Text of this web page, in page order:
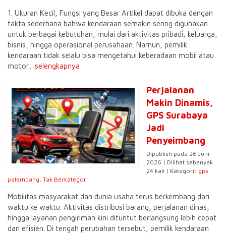
1. Ukuran Kecil, Fungsi yang Besar Artikel dapat dibuka dengan
fakta sederhana bahwa kendaraan semakin sering digunakan
untuk berbagai kebutuhan, mulai dari aktivitas pribadi, keluarga,
bisnis, hingga operasional perusahaan. Namun, pemilik
kendaraan tidak selalu bisa mengetahui keberadaan mobil atau
motor... selengkapnya
Perjalanan
Makin Dinamis,
GPS Surabaya
Jadi
Penyeimbang
Dipublish pada 26 Juni
2026 | Dilihat sebanyak
24 kali | Kategori: gps
palembang, Tak Berkategori
Mobilitas masyarakat dan dunia usaha terus berkembang dari
waktu ke waktu. Aktivitas distribusi barang, perjalanan dinas,
hingga layanan pengiriman kini dituntut berlangsung lebih cepat
dan efisien. Di tengah perubahan tersebut, pemilik kendaraan